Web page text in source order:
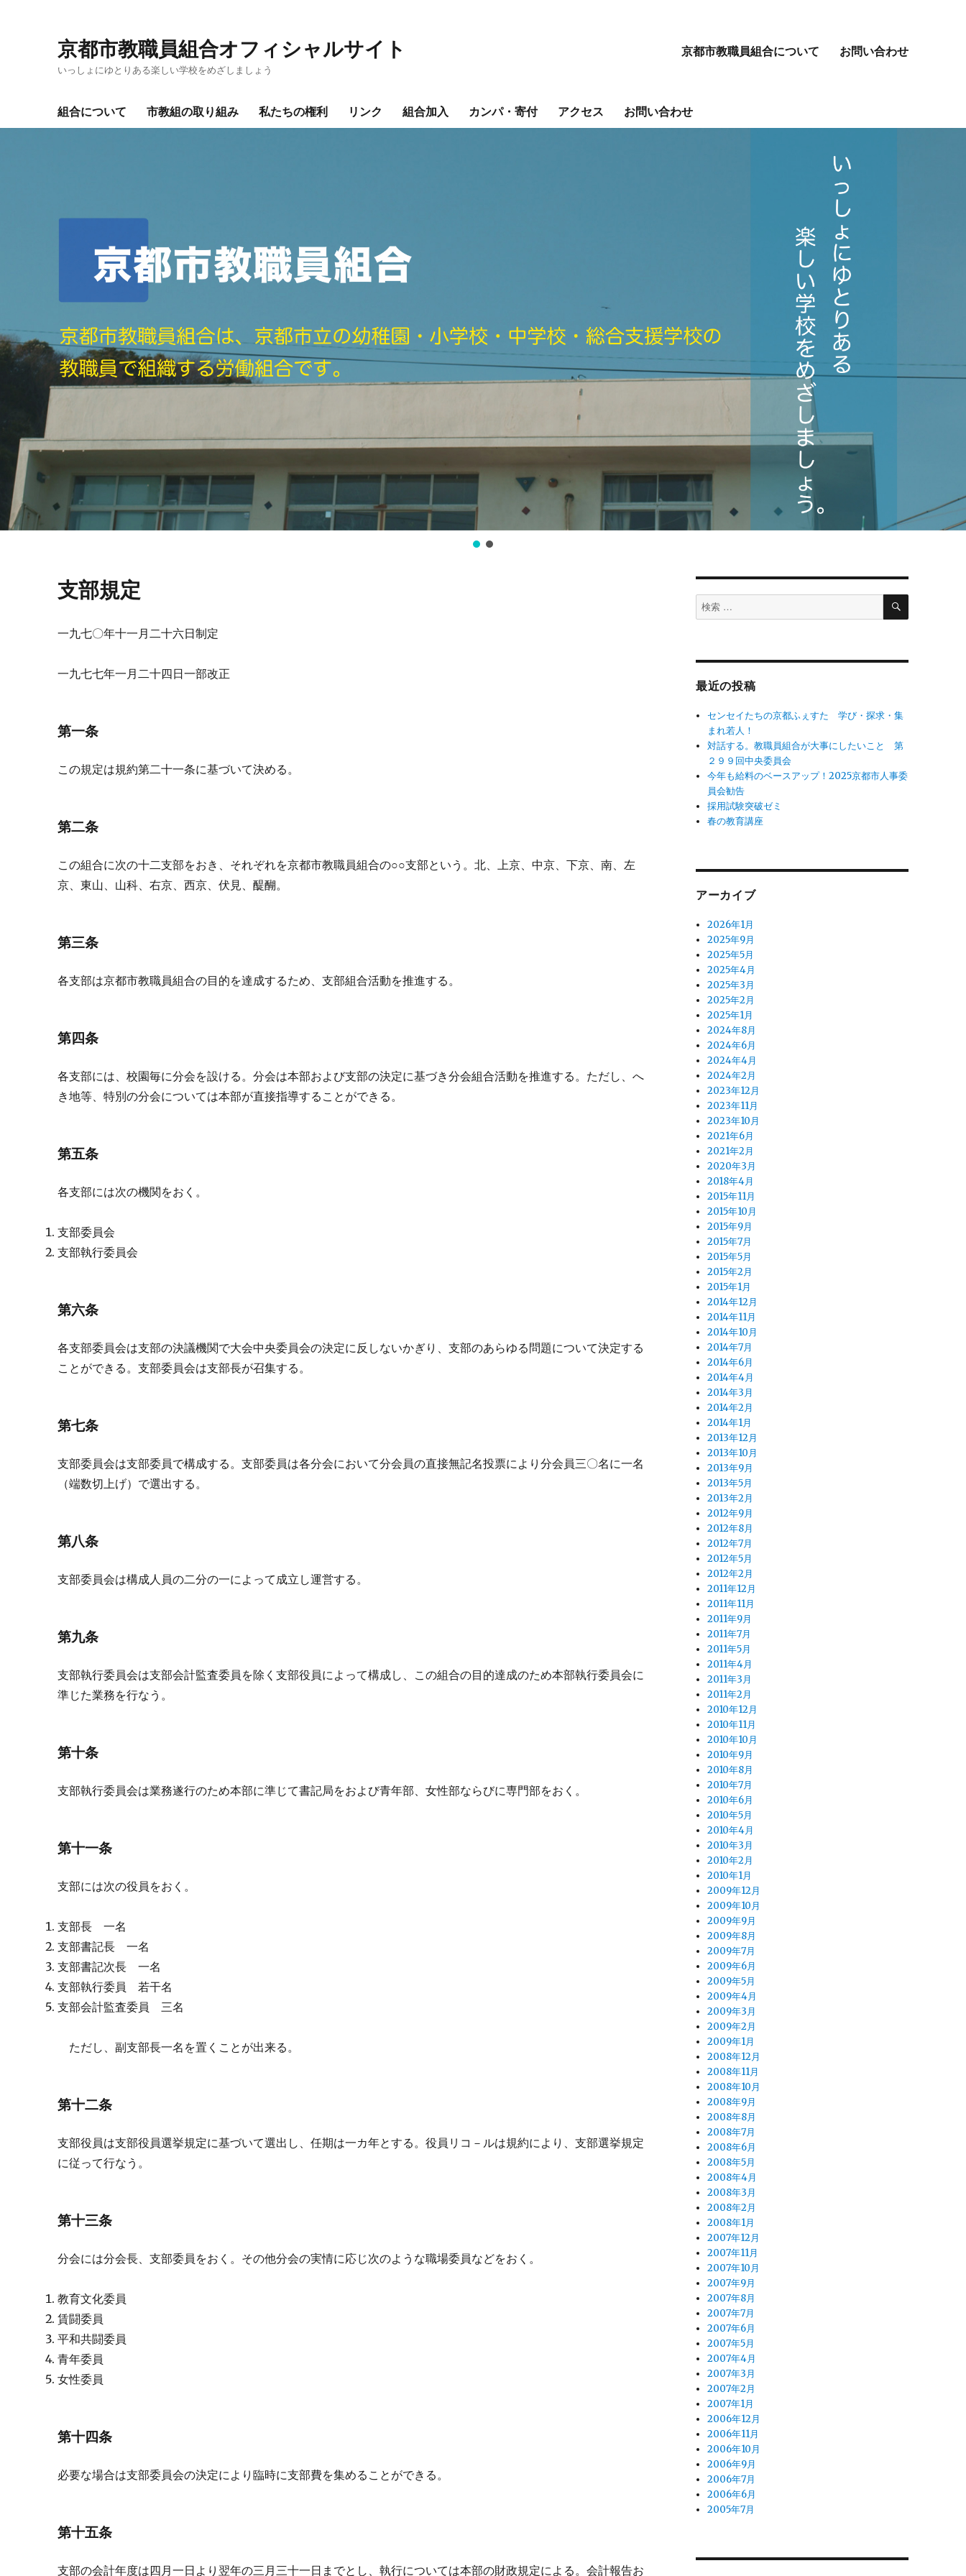
京都市教職員組合オフィシャルサイト
いっしょにゆとりある楽しい学校をめざしましょう
京都市教職員組合について お問い合わせ
組合について 市教組の取り組み 私たちの権利 リンク 組合加入 カンパ・寄付 アクセス お問い合わせ
支部規定
一九七〇年十一月二十六日制定
一九七七年一月二十四日一部改正
第一条
この規定は規約第二十一条に基づいて決める。
第二条
この組合に次の十二支部をおき、それぞれを京都市教職員組合の○○支部という。北、上京、中京、下京、南、左
京、東山、山科、右京、西京、伏見、醍醐。
第三条
各支部は京都市教職員組合の目的を達成するため、支部組合活動を推進する。
第四条
各支部には、校園毎に分会を設ける。分会は本部および支部の決定に基づき分会組合活動を推進する。ただし、へ
き地等、特別の分会については本部が直接指導することができる。
第五条
各支部には次の機関をおく。
支部委員会
支部執行委員会
第六条
各支部委員会は支部の決議機関で大会中央委員会の決定に反しないかぎり、支部のあらゆる問題について決定する
ことができる。支部委員会は支部長が召集する。
第七条
支部委員会は支部委員で構成する。支部委員は各分会において分会員の直接無記名投票により分会員三〇名に一名
（端数切上げ）で選出する。
第八条
支部委員会は構成人員の二分の一によって成立し運営する。
第九条
支部執行委員会は支部会計監査委員を除く支部役員によって構成し、この組合の目的達成のため本部執行委員会に
準じた業務を行なう。
第十条
支部執行委員会は業務遂行のため本部に準じて書記局をおよび青年部、女性部ならびに専門部をおく。
第十一条
支部には次の役員をおく。
支部長 一名
支部書記長 一名
支部書記次長 一名
支部執行委員 若干名
支部会計監査委員 三名
ただし、副支部長一名を置くことが出来る。
第十二条
支部役員は支部役員選挙規定に基づいて選出し、任期は一カ年とする。役員リコ－ルは規約により、支部選挙規定
に従って行なう。
第十三条
分会には分会長、支部委員をおく。その他分会の実情に応じ次のような職場委員などをおく。
教育文化委員
賃闘委員
平和共闘委員
青年委員
女性委員
第十四条
必要な場合は支部委員会の決定により臨時に支部費を集めることができる。
第十五条
支部の会計年度は四月一日より翌年の三月三十一日までとし、執行については本部の財政規定による。会計報告お
検
索
検
最近の投稿
センセイたちの京都ふぇすた 学び・探求・集
まれ若人！
対話する。教職員組合が大事にしたいこと 第
２９９回中央委員会
今年も給料のベースアップ！2025京都市人事委
員会勧告
採用試験突破ゼミ
春の教育講座
アーカイブ
2026年1月
2025年9月
2025年5月
2025年4月
2025年3月
2025年2月
2025年1月
2024年8月
2024年6月
2024年4月
2024年2月
2023年12月
2023年11月
2023年10月
2021年6月
2021年2月
2020年3月
2018年4月
2015年11月
2015年10月
2015年9月
2015年7月
2015年5月
2015年2月
2015年1月
2014年12月
2014年11月
2014年10月
2014年7月
2014年6月
2014年4月
2014年3月
2014年2月
2014年1月
2013年12月
2013年10月
2013年9月
2013年5月
2013年2月
2012年9月
2012年8月
2012年7月
2012年5月
2012年2月
2011年12月
2011年11月
2011年9月
2011年7月
2011年5月
2011年4月
2011年3月
2011年2月
2010年12月
2010年11月
2010年10月
2010年9月
2010年8月
2010年7月
2010年6月
2010年5月
2010年4月
2010年3月
2010年2月
2010年1月
2009年12月
2009年10月
2009年9月
2009年8月
2009年7月
2009年6月
2009年5月
2009年4月
2009年3月
2009年2月
2009年1月
2008年12月
2008年11月
2008年10月
2008年9月
2008年8月
2008年7月
2008年6月
2008年5月
2008年4月
2008年3月
2008年2月
2008年1月
2007年12月
2007年11月
2007年10月
2007年9月
2007年8月
2007年7月
2007年6月
2007年5月
2007年4月
2007年3月
2007年2月
2007年1月
2006年12月
2006年11月
2006年10月
2006年9月
2006年7月
2006年6月
2005年7月